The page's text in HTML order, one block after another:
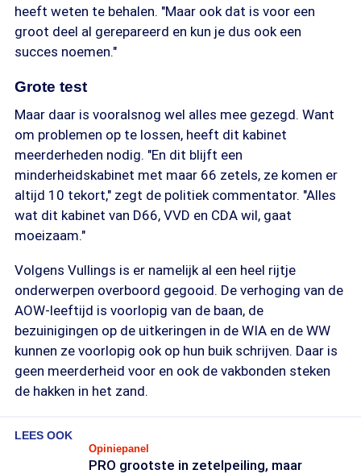
heeft weten te behalen. "Maar ook dat is voor een
groot deel al gerepareerd en kun je dus ook een
succes noemen."
Grote test
Maar daar is vooralsnog wel alles mee gezegd. Want
om problemen op te lossen, heeft dit kabinet
meerderheden nodig. "En dit blijft een
minderheidskabinet met maar 66 zetels, ze komen er
altijd 10 tekort," zegt de politiek commentator. "Alles
wat dit kabinet van D66, VVD en CDA wil, gaat
moeizaam."
Volgens Vullings is er namelijk al een heel rijtje
onderwerpen overboord gegooid. De verhoging van de
AOW-leeftijd is voorlopig van de baan, de
bezuinigingen op de uitkeringen in de WIA en de WW
kunnen ze voorlopig ook op hun buik schrijven. Daar is
geen meerderheid voor en ook de vakbonden steken
de hakken in het zand.
LEES OOK
Opiniepanel
PRO grootste in zetelpeiling, maar